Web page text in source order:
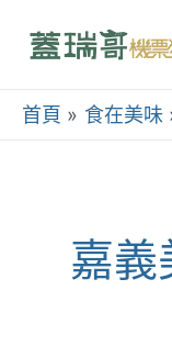
首頁 食在美味
嘉義